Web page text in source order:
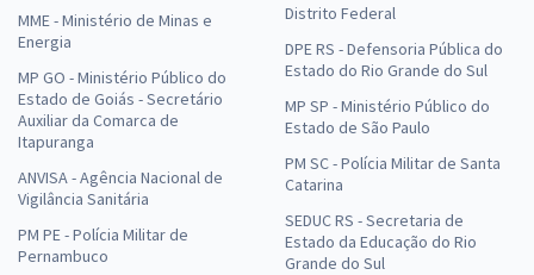
MME - Ministério de Minas e
Energia
MP GO - Ministério Público do
Estado de Goiás - Secretário
Auxiliar da Comarca de
Itapuranga
ANVISA - Agência Nacional de
Vigilância Sanitária
PM PE - Polícia Militar de
Pernambuco
Distrito Federal
DPE RS - Defensoria Pública do
Estado do Rio Grande do Sul
MP SP - Ministério Público do
Estado de São Paulo
PM SC - Polícia Militar de Santa
Catarina
SEDUC RS - Secretaria de
Estado da Educação do Rio
Grande do Sul